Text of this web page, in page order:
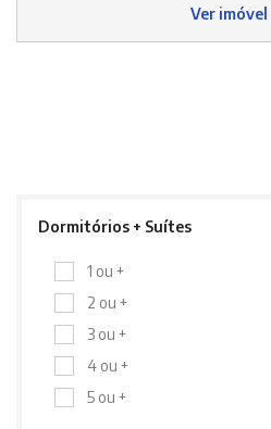
Ver imóvel
Dormitórios + Suítes
1 ou +
2 ou +
3 ou +
4 ou +
5 ou +